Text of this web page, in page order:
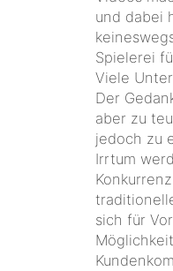
und dabei
Spielerei
Viele
Der
aber zu
jedoch zu
Irrtum
sich für